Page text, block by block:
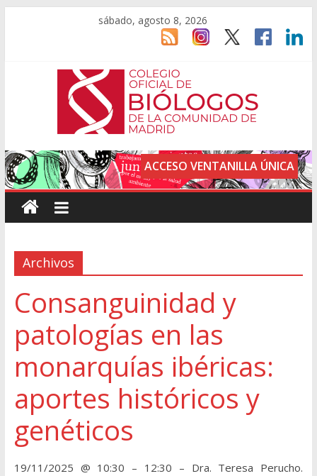
sábado, agosto 8, 2026
ACCESO VENTANILLA ÚNICA
Archivos
Consanguinidad y
patologías en las
monarquías ibéricas:
aportes históricos y
genéticos
19/11/2025 @ 10:30 – 12:30 – Dra. Teresa Perucho.